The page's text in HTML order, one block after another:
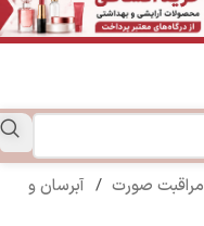
مراقبت صورت / آبرسان و